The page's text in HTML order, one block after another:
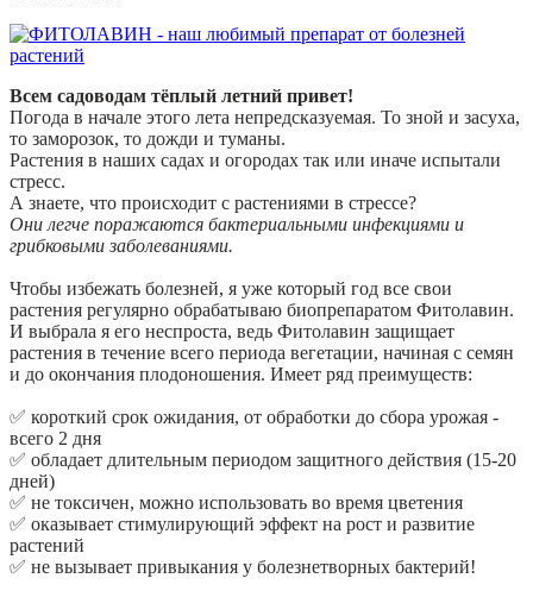
Всем садоводам тёплый летний привет!
Погода в начале этого лета непредсказуемая. То зной и засуха,
то заморозок, то дожди и туманы.
Растения в наших садах и огородах так или иначе испытали
стресс.
А знаете, что происходит с растениями в стрессе?
Они легче поражаются бактериальными инфекциями и
грибковыми заболеваниями.
Чтобы избежать болезней, я уже который год все свои
растения регулярно обрабатываю биопрепаратом Фитолавин.
И выбрала я его неспроста, ведь Фитолавин защищает
растения в течение всего периода вегетации, начиная с семян
и до окончания плодоношения. Имеет ряд преимуществ:
✅ короткий срок ожидания, от обработки до сбора урожая -
всего 2 дня
✅ обладает длительным периодом защитного действия (15-20
дней)
✅ не токсичен, можно использовать во время цветения
✅ оказывает стимулирующий эффект на рост и развитие
растений
✅ не вызывает привыкания у болезнетворных бактерий!